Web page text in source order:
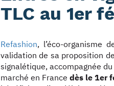
TLC au 1er
Refashion, l’éco-organisme
validation de sa proposition
signalétique, accompagnée
marché en France dès le 1er